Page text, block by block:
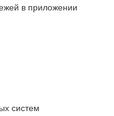
в приложении
систем